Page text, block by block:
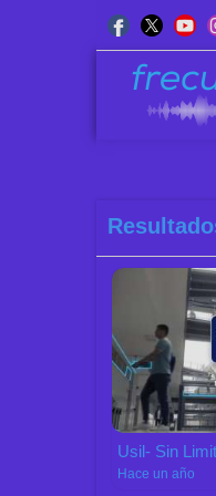
Usil- Sin
Hace un año